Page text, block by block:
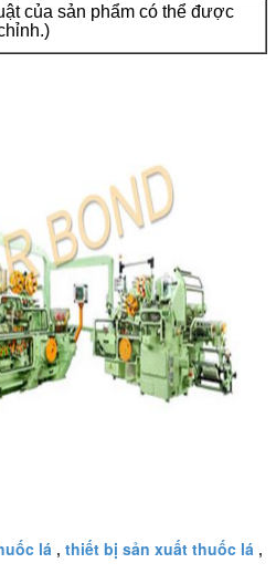
của sản phẩm có thể được
lá , thiết bị sản xuất thuốc lá ,